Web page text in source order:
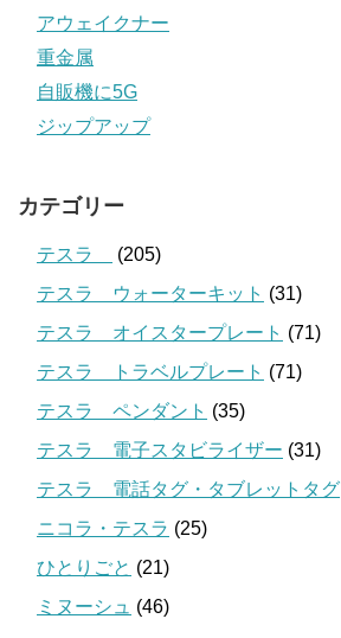
アウェイクナー
重金属
自販機に5G
ジップアップ
カテゴリー
テスラ
(205)
テスラ ウォーターキット (31)
テスラ オイスタープレート (71)
テスラ トラベルプレート (71)
テスラ ペンダント (35)
テスラ 電子スタビライザー (31)
テスラ 電話タグ・タブレットタグ
ニコラ・テスラ (25)
ひとりごと (21)
ミヌーシュ (46)